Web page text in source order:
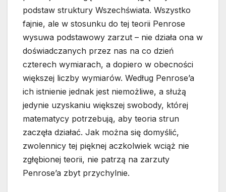
podstaw struktury Wszechświata. Wszystko
fajnie, ale w stosunku do tej teorii Penrose
wysuwa podstawowy zarzut – nie działa ona w
doświadczanych przez nas na co dzień
czterech wymiarach, a dopiero w obecności
większej liczby wymiarów. Według Penrose’a
ich istnienie jednak jest niemożliwe, a służą
jedynie uzyskaniu większej swobody, której
matematycy potrzebują, aby teoria strun
zaczęła działać. Jak można się domyślić,
zwolennicy tej pięknej aczkolwiek wciąż nie
zgłębionej teorii, nie patrzą na zarzuty
Penrose’a zbyt przychylnie.